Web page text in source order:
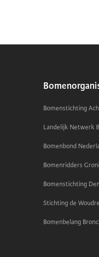
Bomenstichting
Landelijk Netwerk
Bomenbond
Bomenridders
Bomenstichting
Stichting de
Bomenbelang